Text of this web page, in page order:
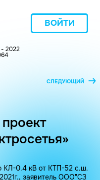
ВОЙТИ
- 2022
СЛЕДУЮЩИЙ
КЛ-0.4 кВ от КТП-52 с.ш.
заявитель ООО"СЗ